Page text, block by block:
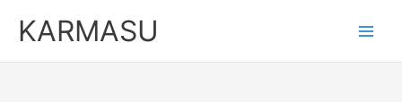
KARMASU